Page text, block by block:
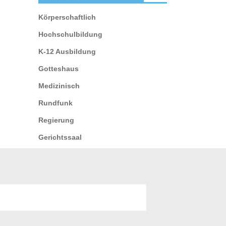
Körperschaftlich
Hochschulbildung
K-12 Ausbildung
Gotteshaus
Medizinisch
Rundfunk
Regierung
Gerichtssaal